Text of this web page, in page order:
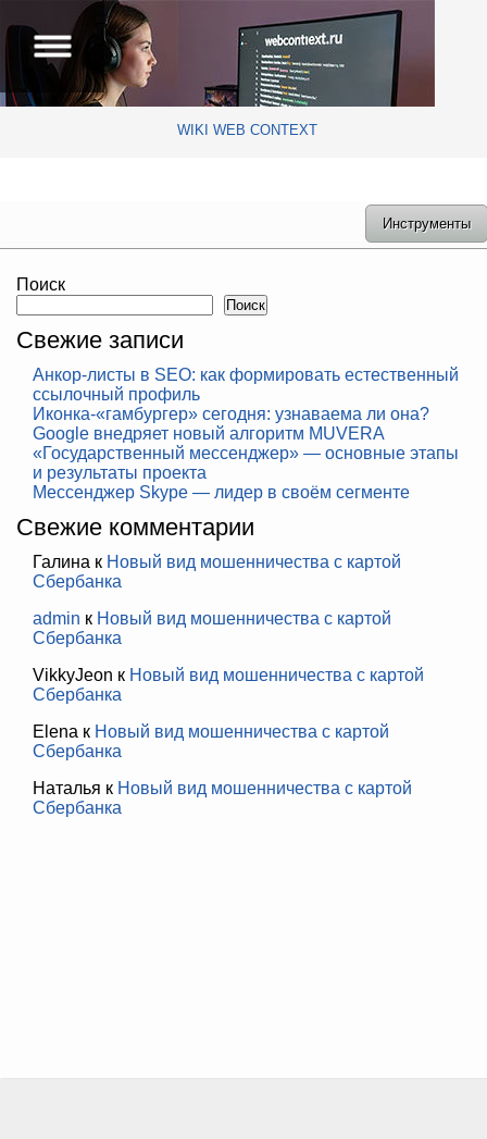
WIKI WEB CONTEXT
Инструменты
Поиск
Поиск
Свежие записи
Анкор-листы в SEO: как формировать естественный
ссылочный профиль
Иконка-«гамбургер» сегодня: узнаваема ли она?
Google внедряет новый алгоритм MUVERA
«Государственный мессенджер» — основные этапы
и результаты проекта
Мессенджер Skype — лидер в своём сегменте
Свежие комментарии
Галина к Новый вид мошенничества с картой
Сбербанка
admin к Новый вид мошенничества с картой
Сбербанка
VikkyJeon к Новый вид мошенничества с картой
Сбербанка
Elena к Новый вид мошенничества с картой
Сбербанка
Наталья к Новый вид мошенничества с картой
Сбербанка